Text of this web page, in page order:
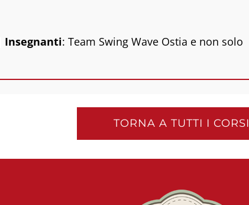
Insegnanti: Team Swing Wave Ostia e non solo
TORNA A TUTTI I CORSI